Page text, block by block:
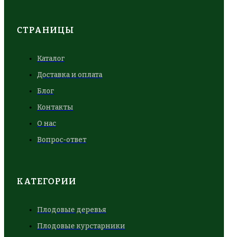
СТРАНИЦЫ
Каталог
Доставка и оплата
Блог
Контакты
О нас
Вопрос-ответ
КАТЕГОРИИ
Плодовые деревья
Плодовые курстарники